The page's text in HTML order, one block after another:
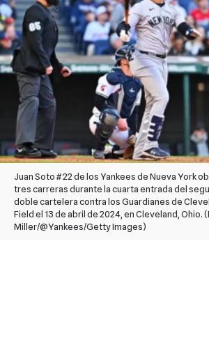
Juan Soto # 22 de los Yankees de Nueva York
tres carreras durante la cuarta entrada del
doble cartelera contra los Guardianes de
Field el 13 de abril de 2024, en Cleveland, Ohio.
Miller/@Yankees/Getty Images)